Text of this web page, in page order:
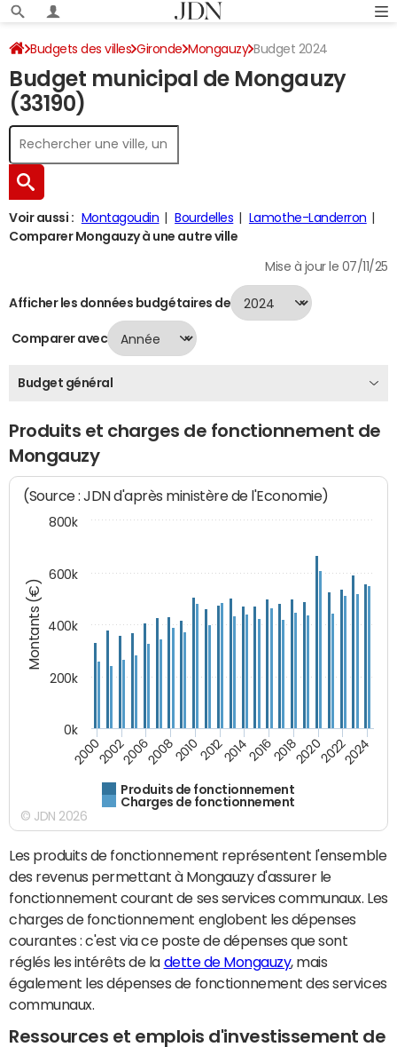
Budgets des villes Gironde Mongauzy Budget 2024
Budget municipal de Mongauzy
(33190)
Voir aussi : Montagoudin Bourdelles
Lamothe-Landerron
Comparer Mongauzy à une autre ville
Mise à jour le 07/11/25
Afficher les données budgétaires de
Comparer avec
Budget général
Produits et charges de fonctionnement de
Mongauzy
Montants (€)
(Source : JDN d'après ministère de l'Economie)
Produits de fonctionnement
Charges de fonctionnement
200020022006200820102012201420162018202020222024
0k
200k
400k
600k
800k
© JDN 2026
Les produits de fonctionnement représentent l'ensemble
des revenus permettant à Mongauzy d'assurer le
fonctionnement courant de ses services communaux. Les
charges de fonctionnement englobent les dépenses
courantes : c'est via ce poste de dépenses que sont
réglés les intérêts de la dette de Mongauzy, mais
également les dépenses de fonctionnement des services
communaux.
Ressources et emplois d'investissement de